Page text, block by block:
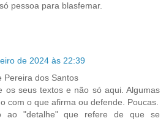
pessoa para blasfemar.
de 2024 às 22:39
Pereira dos Santos
os seus textos e não só aqui. Algumas
com o que afirma ou defende. Poucas.
ao "detalhe" que refere de que se